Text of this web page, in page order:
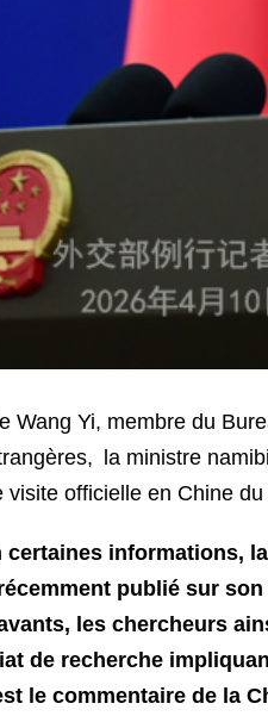
Wang Yi, membre du
la ministre
visite officielle en Chine
certaines informations,
publié sur
les chercheurs
de recherche
le commentaire de la